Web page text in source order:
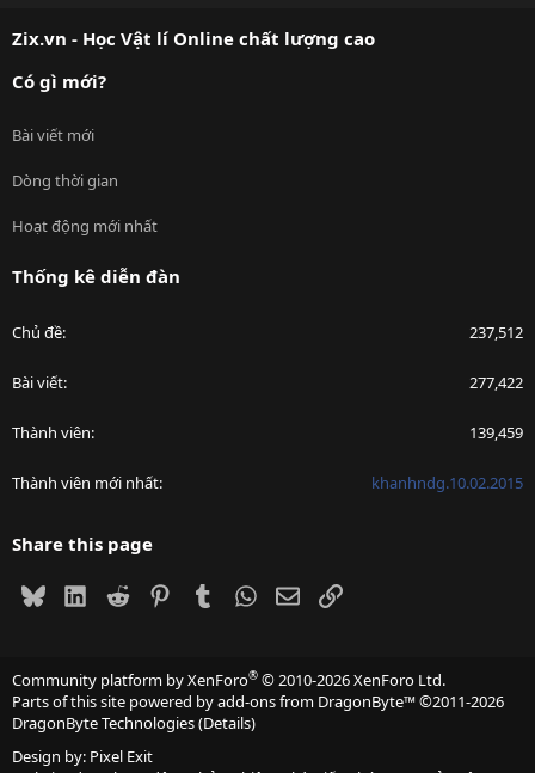
Zix.vn - Học Vật lí Online chất lượng cao
Có gì mới?
Bài viết mới
Dòng thời gian
Hoạt động mới nhất
Thống kê diễn đàn
Chủ đề 237,512
Bài viết 277,422
Thành viên 139,459
Thành viên mới nhất khanhndg.10.02.2015
Share this page
BlueskyLinkedIn
Reddit PinterestTumblrWhatsApp
EmailLink
Community platform by XenForo® © 2010-2026 XenForo Ltd.
Parts of this site powered byadd-ons from DragonByte™©2011-2026
DragonByte Technologies(Details)
Design by: Pixel Exit